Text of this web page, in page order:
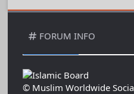
FORUM INFO
© Muslim Worldwide